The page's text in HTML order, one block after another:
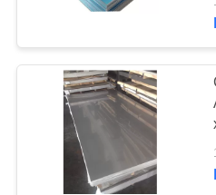
Канал
стали